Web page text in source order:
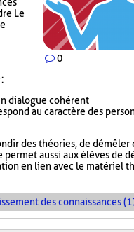
0
Le
:
dialogue cohérent
au caractère des
des théories, de démêler
aussi aux élèves de
en lien avec le matériel
des connaissances